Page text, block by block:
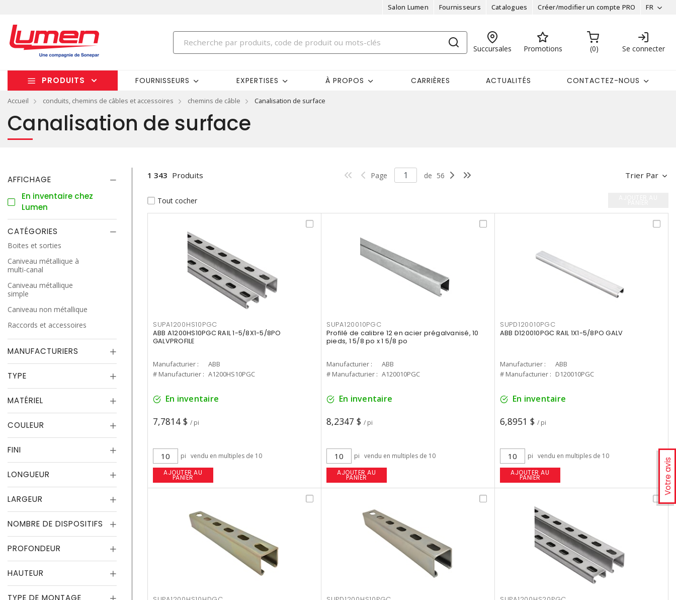
Salon Lumen Fournisseurs Catalogues Créer/modifier un compte PRO FR
Succursales Promotions 0 Se connecter
PRODUITS FOURNISSEURS EXPERTISES À PROPOS CARRIÈRES ACTUALITÉS CONTACTEZ-NOUS
Accueil conduits, chemins de câbles et accessoires chemins de câble Canalisation de surface
Votre avis
Canalisation de surface
AFFICHAGE
En inventaire chez
Lumen
CATÉGORIES
Boites et sorties
Caniveau métallique à
multi-canal
Caniveau métallique
simple
Caniveau non métallique
Raccords et accessoires
MANUFACTURIERS
TYPE
MATÉRIEL
COULEUR
FINI
LONGUEUR
LARGEUR
NOMBRE DE DISPOSITIFS
PROFONDEUR
HAUTEUR
TYPE DE MONTAGE
Trier Par
1 343 Produits Page de 56
Tout cocher
SUPA1200HS10PGC
ABB A1200HS10PGC RAIL 1-5/8X1-5/8PO
GALVPROFILE
Manufacturier :
ABB
# Manufacturier : A1200HS10PGC
En inventaire
7,7814 $ / pi
pi vendu en multiples de 10
AJOUTER AU
PANIER
SUPA120010PGC
Profilé de calibre 12 en acier prégalvanisé, 10
pieds, 1 5/8 po x 1 5/8 po
Manufacturier :
ABB
# Manufacturier : A120010PGC
En inventaire
8,2347 $ / pi
pi vendu en multiples de 10
AJOUTER AU
PANIER
SUPD120010PGC
ABB D120010PGC RAIL 1X1-5/8PO GALV
Manufacturier :
ABB
# Manufacturier : D120010PGC
En inventaire
6,8951 $ / pi
pi vendu en multiples de 10
AJOUTER AU
PANIER